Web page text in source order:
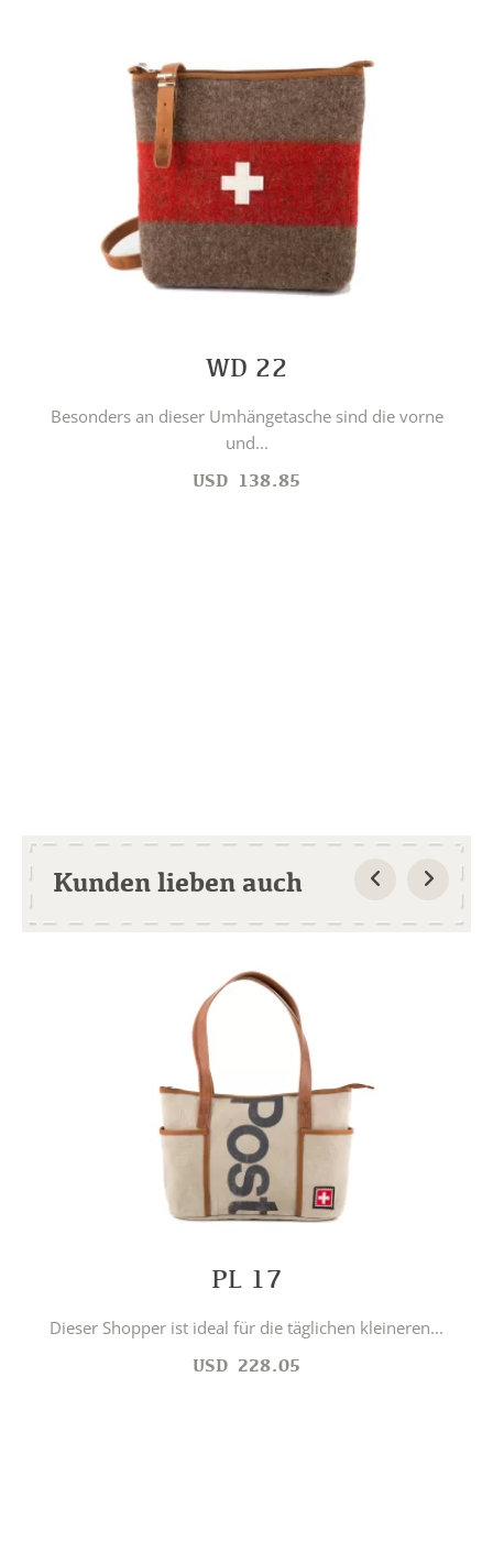
WD 22
Besonders an dieser Umhängetasche sind die vorne
und...
USD 138.85
Kunden lieben auch
PL 17
Dieser Shopper ist ideal für die täglichen kleineren...
USD 228.05